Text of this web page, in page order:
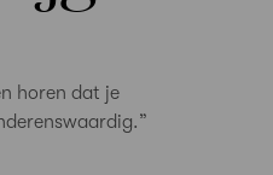
horen dat je